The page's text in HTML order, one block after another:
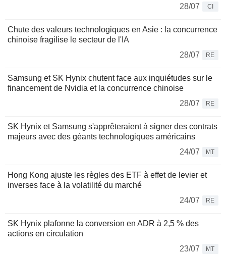
28/07
CI
Chute des valeurs technologiques en Asie : la concurrence
chinoise fragilise le secteur de l'IA
28/07
RE
Samsung et SK Hynix chutent face aux inquiétudes sur le
financement de Nvidia et la concurrence chinoise
28/07
RE
SK Hynix et Samsung s'apprêteraient à signer des contrats
majeurs avec des géants technologiques américains
24/07
MT
Hong Kong ajuste les règles des ETF à effet de levier et
inverses face à la volatilité du marché
24/07
RE
SK Hynix plafonne la conversion en ADR à 2,5 % des
actions en circulation
23/07
MT